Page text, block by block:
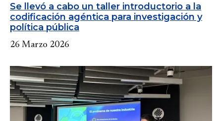
Se llevó a cabo un taller introductorio a la
codificación agéntica para investigación y
política pública
26 Marzo 2026